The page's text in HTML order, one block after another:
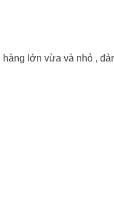
lớn vừa và nhỏ ,